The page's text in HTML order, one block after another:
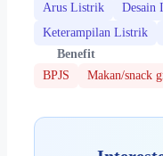
Arus Listrik
Desain
Keterampilan Listrik
Benefit
BPJS
Makan/snack